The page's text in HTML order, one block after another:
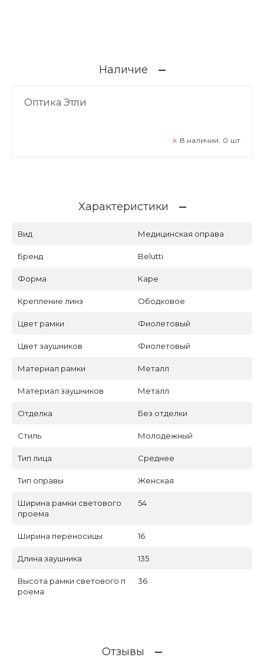
Наличие
Оптика Этли
В наличии: 0 шт
Характеристики
Вид Медицинская оправа
Бренд Belutti
Форма Каре
Крепление линз Ободковое
Цвет рамки Фиолетовый
Цвет заушников Фиолетовый
Материал рамки Металл
Материал заушников Металл
Отделка Без отделки
Стиль Молодежный
Тип лица Среднее
Тип оправы Женская
Ширина рамки светового
проема
54
Ширина переносицы 16
Длина заушника 135
Высота рамки светового п
роема
36
Отзывы